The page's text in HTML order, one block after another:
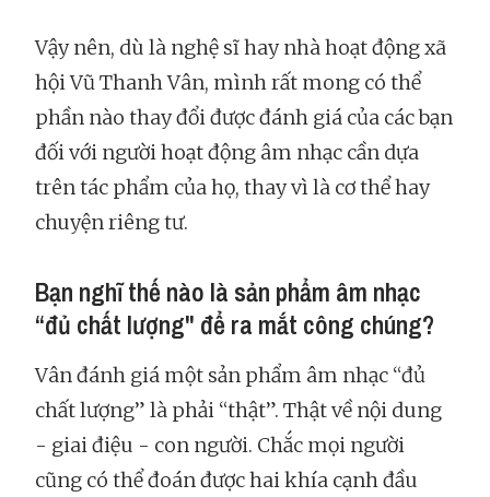
Vậy nên, dù là nghệ sĩ hay nhà hoạt động xã
hội Vũ Thanh Vân, mình rất mong có thể
phần nào thay đổi được đánh giá của các bạn
đối với người hoạt động âm nhạc cần dựa
trên tác phẩm của họ, thay vì là cơ thể hay
chuyện riêng tư.
Bạn nghĩ thế nào là sản phẩm âm nhạc
“đủ chất lượng" để ra mắt công chúng?
Vân đánh giá một sản phẩm âm nhạc “đủ
chất lượng” là phải “thật”. Thật về nội dung
- giai điệu - con người. Chắc mọi người
cũng có thể đoán được hai khía cạnh đầu